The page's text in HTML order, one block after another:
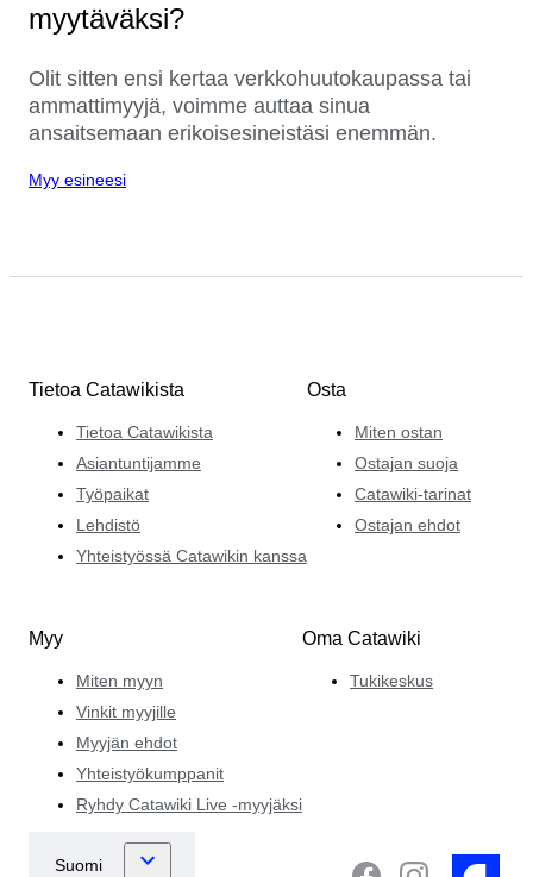
myytäväksi?
Olit sitten ensi kertaa verkkohuutokaupassa tai
ammattimyyjä, voimme auttaa sinua
ansaitsemaan erikoisesineistäsi enemmän.
Myy esineesi
Tietoa Catawikista
Tietoa Catawikista
Asiantuntijamme
Työpaikat
Lehdistö
Yhteistyössä Catawikin kanssa
Osta
Miten ostan
Ostajan suoja
Catawiki-tarinat
Ostajan ehdot
Myy
Miten myyn
Vinkit myyjille
Myyjän ehdot
Yhteistyökumppanit
Ryhdy Catawiki Live -myyjäksi
Oma Catawiki
Tukikeskus